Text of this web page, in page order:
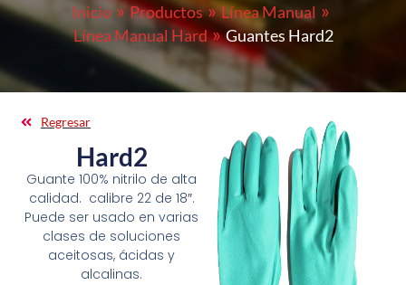
Inicio Productos
Línea Manual
Línea Manual Hard
Guantes Hard2
Hard2
Guante 100% nitrilo de alta
calidad. calibre 22 de 18″.
Puede ser usado en varias
clases de soluciones
aceitosas, ácidas y
alcalinas.
Regresar